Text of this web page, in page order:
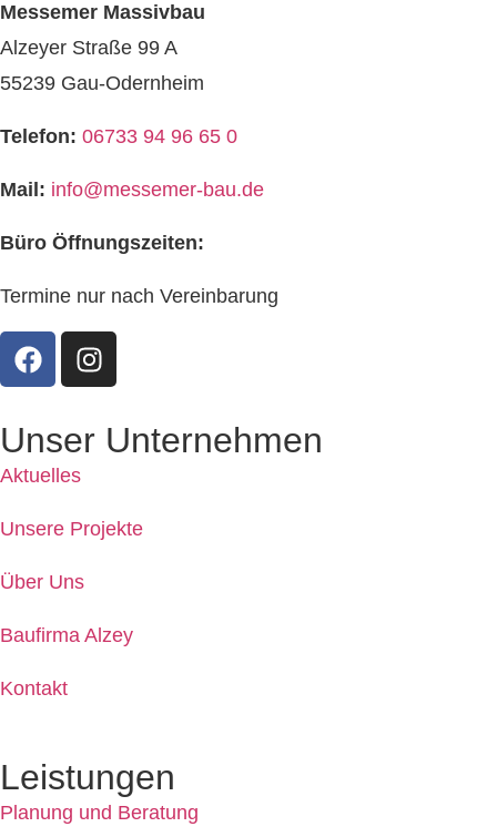
Messemer Massivbau
Alzeyer Straße 99 A
55239 Gau-Odernheim
Telefon: 06733 94 96 65 0
Mail: info@messemer-bau.de
Büro Öffnungszeiten:
Termine nur nach Vereinbarung
Unser Unternehmen
Aktuelles
Unsere Projekte
Über Uns
Baufirma Alzey
Kontakt
Leistungen
Planung und Beratung